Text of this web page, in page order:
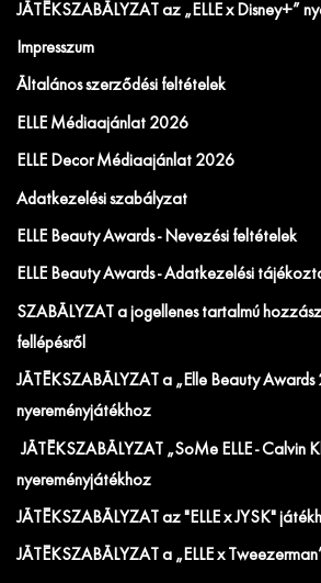
JÁTÉKSZABÁLYZAT az „ELLE x Disney+”
Impresszum
Általános szerződési feltételek
ELLE Médiaajánlat 2026
ELLE Decor Médiaajánlat 2026
Adatkezelési szabályzat
ELLE Beauty Awards - Nevezési feltételek
ELLE Beauty Awards - Adatkezelési
SZABÁLYZAT a jogellenes tartalmú
fellépésről
JÁTÉKSZABÁLYZAT a „Elle Beauty
nyereményjátékhoz
JÁTÉKSZABÁLYZAT „SoMe ELLE - Calvin
nyereményjátékhoz
JÁTÉKSZABÁLYZAT az "ELLE x JYSK"
JÁTÉKSZABÁLYZAT a „ELLE x